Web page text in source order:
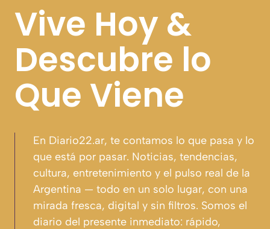
Vive Hoy &
Descubre lo
Que Viene
En Diario22.ar, te contamos lo que pasa y lo
que está por pasar. Noticias, tendencias,
cultura, entretenimiento y el pulso real de la
Argentina — todo en un solo lugar, con una
mirada fresca, digital y sin filtros. Somos el
diario del presente inmediato: rápido,